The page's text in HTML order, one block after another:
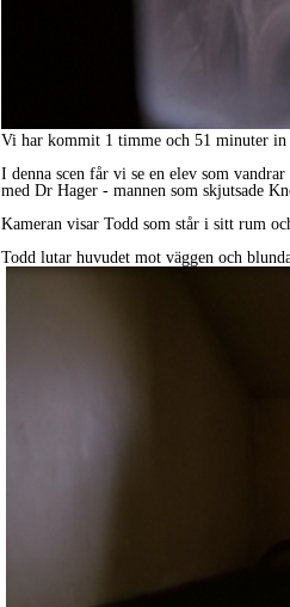
Vi har kommit 1 timme och 51 minuter
I denna scen får vi se en elev som
med Dr Hager - mannen som skjutsade
Kameran visar Todd som står i sitt rum
Todd lutar huvudet mot väggen och